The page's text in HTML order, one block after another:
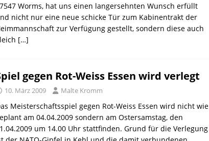
Worms, hat uns einen langersehnten Wunsch erfüllt
nicht nur eine neue schicke Tür zum Kabinentrakt der
zur Verfügung gestellt, sondern diese auch
[…]
gegen Rot-Weiss Essen wird verlegt
10. März 2009 Malte Kromm
Meisterschaftsspiel gegen Rot-Weiss Essen wird nicht wie
am 04.04.2009 sondern am Ostersamstag, den
um 14.00 Uhr stattfinden. Grund für die Verlegung